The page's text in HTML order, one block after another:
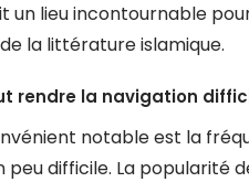
lieu incontournable
la littérature islamique.
rendre la navigation
notable est la
difficile. La popularité